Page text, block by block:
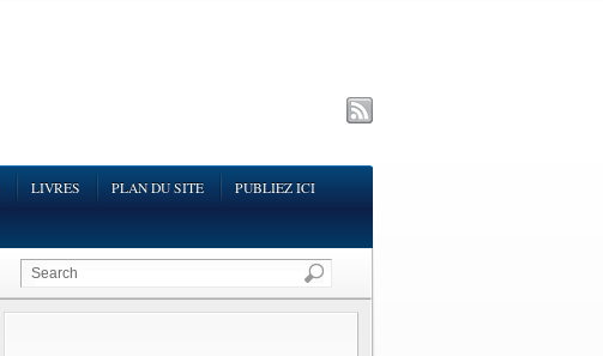
LIVRES PLAN DU SITE PUBLIEZ ICI